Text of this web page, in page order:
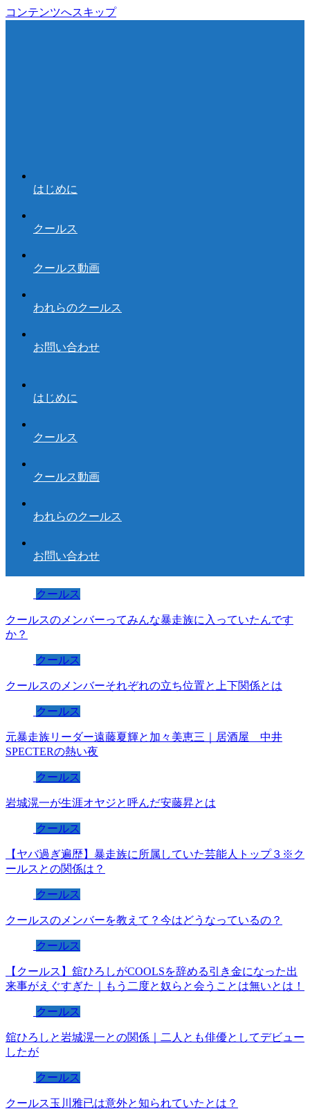
コンテンツへスキップ
はじめに
クールス
クールス動画
われらのクールス
お問い合わせ
はじめに
クールス
クールス動画
われらのクールス
お問い合わせ
クールス
クールスのメンバーってみんな暴走族に入っていたんです
か？
クールス
クールスのメンバーそれぞれの立ち位置と上下関係とは
クールス
元暴走族リーダー遠藤夏輝と加々美恵三｜居酒屋 中井
SPECTERの熱い夜
クールス
岩城滉一が生涯オヤジと呼んだ安藤昇とは
クールス
【ヤバ過ぎ遍歴】暴走族に所属していた芸能人トップ３※ク
ールスとの関係は？
クールス
クールスのメンバーを教えて？今はどうなっているの？
クールス
【クールス】舘ひろしがCOOLSを辞める引き金になった出
来事がえぐすぎた｜もう二度と奴らと会うことは無いとは！
クールス
舘ひろしと岩城滉一との関係｜二人とも俳優としてデビュー
したが
クールス
クールス玉川雅已は意外と知られていたとは？